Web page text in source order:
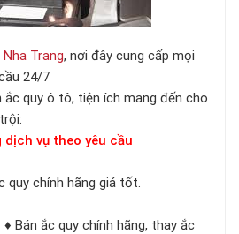
Nha Trang, nơi đây cung cấp mọi
24/7
quy ô tô, tiện ích mang đến cho
dịch vụ theo yêu cầu
chính hãng giá tốt.
chính hãng, thay ắc